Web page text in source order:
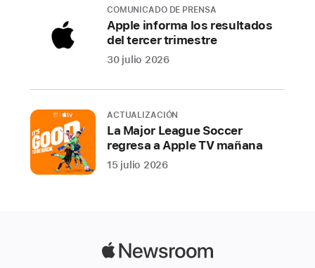
versátil
e
inteligente
a
partir
de
hoy
actualización
COMUNICADO DE PRENSA
Apple informa los resultados
del tercer trimestre
30 julio 2026
ACTUALIZACIÓN
La Major League Soccer
regresa a Apple TV mañana
15 julio 2026